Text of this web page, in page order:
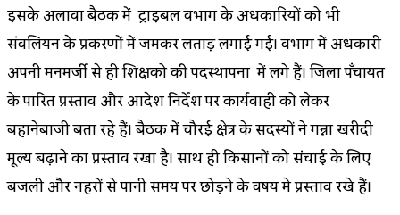
इसके अलावा बैठक में ट्राइबल विभाग के अधिकारियों को भी
संविलियन के प्रकरणों में जमकर लताड़ लगाई गई। विभाग में अधिकारी
अपनी मनमर्जी से ही शिक्षको की पदस्थापना में लगे हैं। जिला पँचायत
के पारित प्रस्ताव और आदेश निर्देश पर कार्यवाही को लेकर
बहानेबाजी बता रहे हैं। बैठक में चौरई क्षेत्र के सदस्यों ने गन्ना खरीदी
मूल्य बढ़ाने का प्रस्ताव रखा है। साथ ही किसानों को सिंचाई के लिए
बिजली और नहरों से पानी समय पर छोड़ने के विषय मे प्रस्ताव रखे हैं।